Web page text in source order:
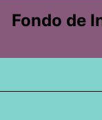
Fondo de